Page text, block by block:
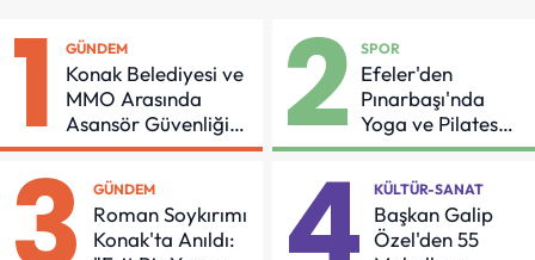
1 GÜNDEM
Konak Belediyesi ve
MMO Arasında
Asansör Güvenliği
İçin Önemli Protokol
2 SPOR
Efeler'den
Pınarbaşı'nda
Yoga ve Pilates
Buluşması
3 GÜNDEM
Roman Soykırımı
Konak'ta Anıldı:
4 KÜLTÜR-SANAT
Başkan Galip
Özel'den 55